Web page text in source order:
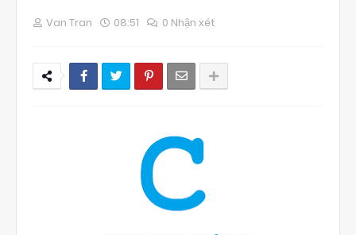
Van Tran 08:51 0 Nhận xét